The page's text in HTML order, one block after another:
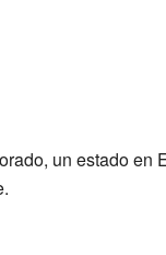
un estado en